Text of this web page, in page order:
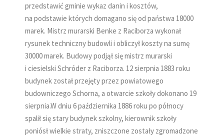
przedstawić gminie wykaz danin i kosztów,
na podstawie których domagano się od państwa 18000
marek. Mistrz murarski Benke z Raciborza wykonał
rysunek techniczny budowli i obliczył koszty na sumę
30000 marek. Budowy podjął się mistrz murarski
i ciesielski Schróder z Raciborza. 12 sierpnia 1883 roku
budynek został przejęty przez powiatowego
budowniczego Schorna, a otwarcie szkoły dokonano 19
sierpnia.W dniu 6 października 1886 roku po północy
spalił się stary budynek szkolny, kierownik szkoły
poniósł wielkie straty, zniszczone zostały zgromadzone